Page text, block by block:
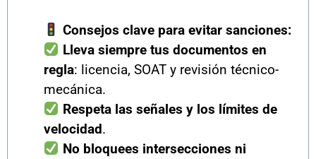
Consejos clave para evitar sanciones:
Lleva siempre tus documentos en
regla: licencia, SOAT y revisión técnico-
mecánica.
Respeta las señales y los límites de
velocidad.
No bloquees intersecciones ni